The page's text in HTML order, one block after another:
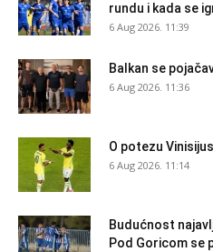
rundu i kada se
6 Aug 2026. 11:39
Balkan se
6 Aug 2026. 11:36
O potezu
6 Aug 2026. 11:14
Budućnost
Pod Goricom se